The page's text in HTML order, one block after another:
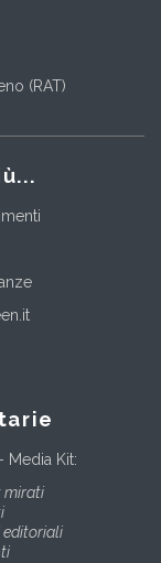
(RAT)
Media Kit:
mirati
editoriali